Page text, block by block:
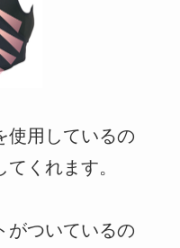
使用しているの
くれます。
がついているの